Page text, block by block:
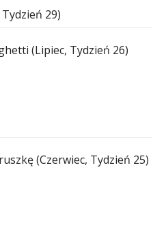
29)
(Lipiec, Tydzień 26)
(Czerwiec, Tydzień 25)